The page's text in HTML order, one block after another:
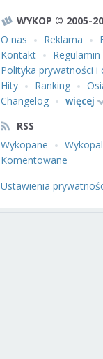
WYKOP © 2005-
O nas
Reklama
Kontakt
Regulamin
Polityka prywatności i
Hity
Ranking
Changelog
więcej
RSS
Wykopane
Komentowane
Ustawienia